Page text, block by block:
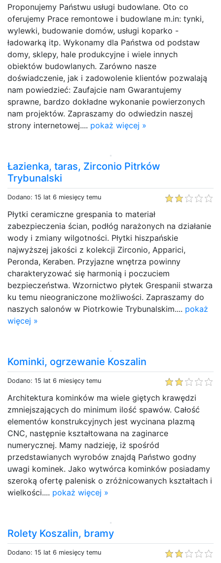
Proponujemy Państwu usługi budowlane. Oto co
oferujemy Prace remontowe i budowlane m.in: tynki,
wylewki, budowanie domów, usługi koparko -
ładowarką itp. Wykonamy dla Państwa od podstaw
domy, sklepy, hale produkcyjne i wiele innych
obiektów budowlanych. Zarówno nasze
doświadczenie, jak i zadowolenie klientów pozwalają
nam powiedzieć: Zaufajcie nam Gwarantujemy
sprawne, bardzo dokładne wykonanie powierzonych
nam projektów. Zapraszamy do odwiedzin naszej
strony internetowej.... pokaż więcej »
Łazienka, taras, Zirconio Pitrków
Trybunalski
Dodano: 15 lat 6 miesięcy temu
Płytki ceramiczne grespania to materiał
zabezpieczenia ścian, podłóg narażonych na działanie
wody i zmiany wilgotności. Płytki hiszpańskie
najwyższej jakości z kolekcji Zirconio, Apparici,
Peronda, Keraben. Przyjazne wnętrza powinny
charakteryzować się harmonią i poczuciem
bezpieczeństwa. Wzornictwo płytek Grespanii stwarza
ku temu nieograniczone możliwości. Zapraszamy do
naszych salonów w Piotrkowie Trybunalskim.... pokaż
więcej »
Kominki, ogrzewanie Koszalin
Dodano: 15 lat 6 miesięcy temu
Architektura kominków ma wiele giętych krawędzi
zmniejszających do minimum ilość spawów. Całość
elementów konstrukcyjnych jest wycinana plazmą
CNC, następnie kształtowana na zaginarce
numerycznej. Mamy nadzieję, iż spośród
przedstawianych wyrobów znajdą Państwo godny
uwagi kominek. Jako wytwórca kominków posiadamy
szeroką ofertę palenisk o zróżnicowanych kształtach i
wielkości.... pokaż więcej »
Rolety Koszalin, bramy
Dodano: 15 lat 6 miesięcy temu